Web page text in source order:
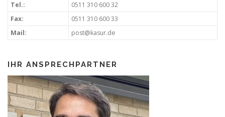
Tel.:
0511 310 600 32
Fax:
0511 310 600 33
Mail:
post@kasur.de
IHR ANSPRECHPARTNER